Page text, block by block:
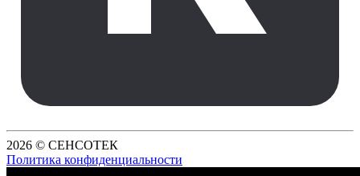
2026 © СЕНСОТЕК
Политика конфиденциальности